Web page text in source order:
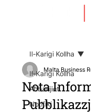
Il-Karigi Kollha
Aħbarijiet
Notifiki
Il-Karigi Kollha
Nota
Malta Business